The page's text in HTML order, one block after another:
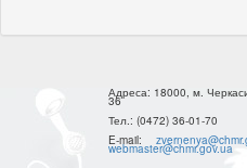
Адреса: 18000, м.
36
Тел.: (0472) 36-01-70
E-mail:
webmaster@chmr.gov.ua